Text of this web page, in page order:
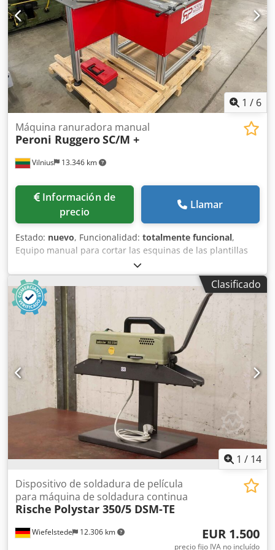
1 / 6
Vilnius 13.346 km
Máquina ranuradora manual
Peroni RuggeroSC/M +
Información de
precio
Llamar
Estado: nuevo, Funcionalidad: totalmente funcional,
Equipo manual para cortar las esquinas de las plantillas
de cajas y realizar ranuras en forma de V y U. Ideal para
muestras de prototipo y tiradas cortas. Tamaños de
esquinas: máx. 150 x 150 mm Tamaños de cartón: máx.
700 x 700 mm (caja) máx. 1000 x 700 mm (tapa de cartón)
Grosor del cartón: mín. 1 mm – máx. 4 mm Dkjdpfew Ad N
Usx Adijr Herramientas: Nº 1 para ranura en “V” de 80° a
100° Nº 1 para ranura en “V” de 100° a 130° Nº 1 para
ranura en “U” de 6 mm a 8 mm (opcional) Distancia entre
ejes: sin límite
Clasificado
1 / 14
Wiefelstede 12.306 km
Dispositivo de soldadura de película
para máquina de soldadura continua
Rische Polystar 350/5 DSM-TE
EUR 1.500
precio fijo IVA no incluído